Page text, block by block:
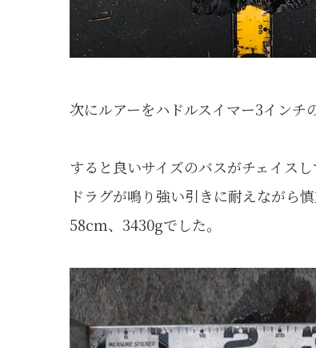
次にルアーをハドルスイマー3インチ
すると良いサイズのバスがチェイスし
ドラグが鳴り強い引きに耐えながら
58cm、3430gでした。